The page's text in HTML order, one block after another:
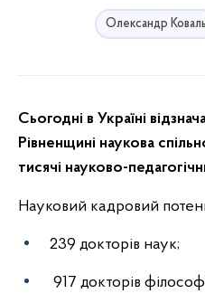
Олександр Коваль
Сьогодні в Україні
Рівненщині наукова
тисячі науково-
Науковий кадровий
239 докторів наук;
917 докторів